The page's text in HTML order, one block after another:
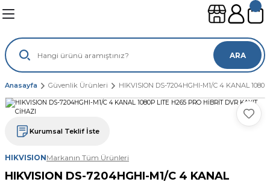
ARA
Anasayfa Güvenlik Ürünleri HIKVISION DS-7204HGHI-M1/C 4 KANAL
Kurumsal Teklif İste
HIKVISIONMarkanın Tüm Ürünleri
HIKVISION DS-7204HGHI-M1/C 4 KANAL